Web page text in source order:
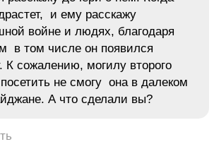
и ему расскажу
войне и людях, благодаря
в том числе он появился
К сожалению, могилу второго
не смогу она в далеком
А что сделали вы?